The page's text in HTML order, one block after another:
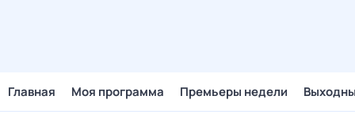
Главная Моя программа Премьеры недели